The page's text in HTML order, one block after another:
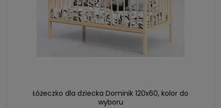
Łóżeczko dla dziecka Dominik 120x60, kolor do
wyboru
DO KOSZYKA